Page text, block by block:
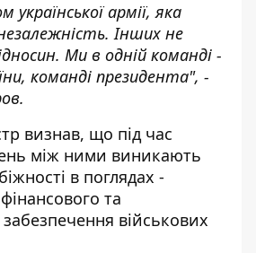
української армії, яка
Інших не
Ми в одній команді -
команді президента", -
визнав, що під час
між ними виникають
в поглядах -
та
військових